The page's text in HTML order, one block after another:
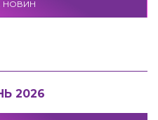
НОВИН
2026